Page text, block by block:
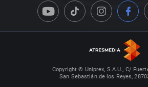
Copyright © Uniprex, S.A.U., C/
San Sebastián de los Reyes,